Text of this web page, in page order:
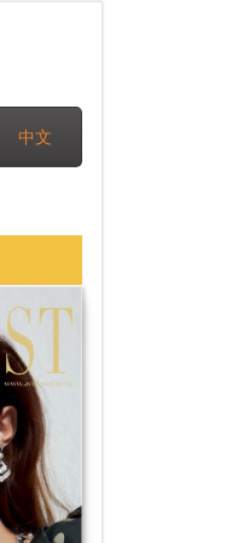
中文